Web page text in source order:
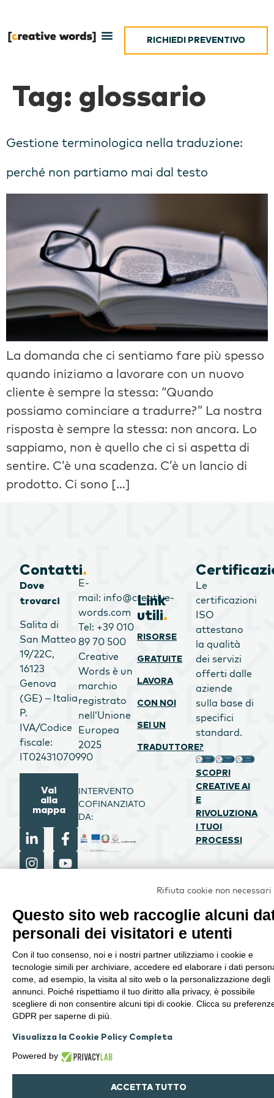
RICHIEDI PREVENTIVO
Tag: glossario
Gestione terminologica nella traduzione:
perché non partiamo mai dal testo
La domanda che ci sentiamo fare più spesso
quando iniziamo a lavorare con un nuovo
cliente è sempre la stessa: “Quando
possiamo cominciare a tradurre?” La nostra
risposta è sempre la stessa: non ancora. Lo
sappiamo, non è quello che ci si aspetta di
sentire. C’è una scadenza. C’è un lancio di
prodotto. Ci sono […]
Contatti.
Dove
trovarci
Salita di
San Matteo
19/22C,
16123
Genova
(GE) – Italia
P.
IVA/Codice
fiscale:
IT02431070990
Vai
alla
mappa
E-
mail: info@creative-
words.com
Tel: +39 010
89 70 500
Creative
Words è un
marchio
registrato
nell’Unione
Europea
2025
INTERVENTO
COFINANZIATO
DA:
WORDS SRL
COFINANZIATO
DALL’UNIONE
EUROPEA
Link
utili.
RISORSE
GRATUITE
LAVORA
CON NOI
SEI UN
TRADUTTORE?
Le
certificazioni
ISO
attestano
la qualità
dei servizi
offerti dalle
aziende
sulla base di
specifici
standard.
SCOPRI
CREATIVE AI
E
RIVOLUZIONA
I TUOI
PROCESSI
2025 |
Designed by
Modifica
preferenze
Cookie
Informativa
Privacy
All
rights
Rifiuta cookie non
Questo sito web raccoglie alcuni
personali dei visitatori e utenti
Con il tuo consenso, noi e i nostri partner utilizziamo i cookie e
tecnologie simili per archiviare, accedere ed elaborare i dati
come, ad esempio, la visita al sito web o la personalizzazione degli
annunci. Poiché rispettiamo il tuo diritto alla privacy, è possibile
scegliere di non consentire alcuni tipi di cookie. Clicca su
GDPR per saperne di più.
Visualizza la Cookie Policy Completa
Powered by
ACCETTA TUTTO